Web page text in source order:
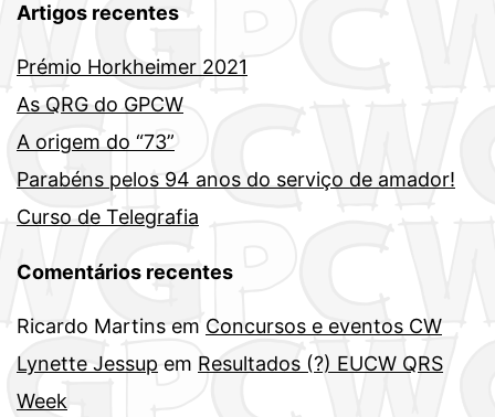
Artigos recentes
Prémio Horkheimer 2021
As QRG do GPCW
A origem do “73”
Parabéns pelos 94 anos do serviço de amador!
Curso de Telegrafia
Comentários recentes
Ricardo Martins em Concursos e eventos CW
Lynette Jessup em Resultados (?) EUCW QRS
Week